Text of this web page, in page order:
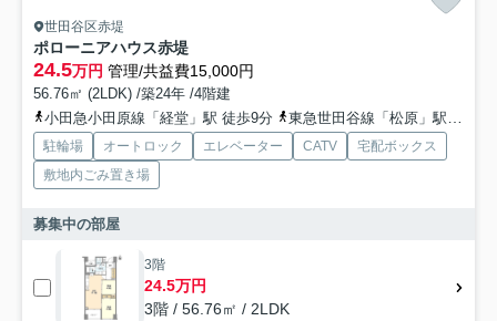
世田谷区赤堤
ポローニアハウス赤堤
24.5万円 管理/共益費15,000円
56.76㎡ (2LDK) /築24年 /4階建
小田急小田原線「経堂」駅 徒歩9分
東急世田谷線「松原」駅 徒歩8分
駐輪場 オートロック エレベーター CATV
宅配ボックス
敷地内ごみ置き場
募集中の部屋
3階
24.5万円
3階 / 56.76㎡ / 2LDK